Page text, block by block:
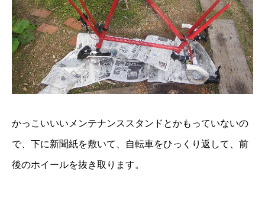
かっこいいいメンテナンススタンドとかもっていないの
で、下に新聞紙を敷いて、自転車をひっくり返して、前
後のホイールを抜き取ります。